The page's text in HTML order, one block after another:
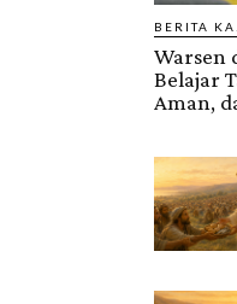
BERITA
Warsen
Belajar
Aman,